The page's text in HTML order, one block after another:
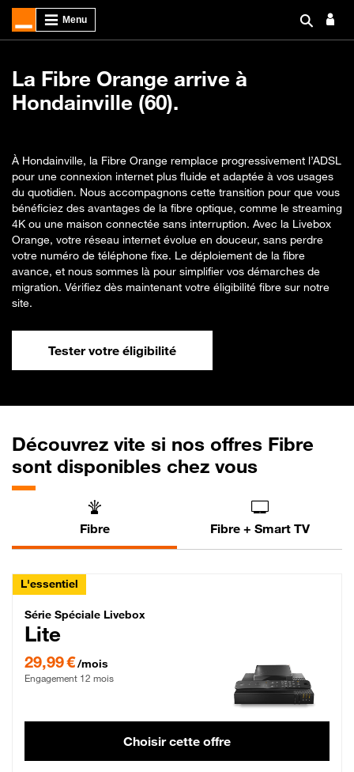
La Fibre Orange arrive à
Hondainville (60).
À Hondainville, la Fibre Orange remplace progressivement l’ADSL
pour une connexion internet plus fluide et adaptée à vos usages
du quotidien. Nous accompagnons cette transition pour que vous
bénéficiez des avantages de la fibre optique, comme le streaming
4K ou une maison connectée sans interruption. Avec la Livebox
Orange, votre réseau internet évolue en douceur, sans perdre
votre numéro de téléphone fixe. Le déploiement de la fibre
avance, et nous sommes là pour simplifier vos démarches de
migration. Vérifiez dès maintenant votre éligibilité fibre sur notre
site.
Tester votre éligibilité
Découvrez vite si nos offres Fibre
sont disponibles chez vous
Fibre Fibre + Smart TV
L'essentiel
Série Spéciale Livebox Lite Fibre
Série Spéciale Livebox
Lite
29,99 €/mois
Engagement 12 mois
Choisir cette offre